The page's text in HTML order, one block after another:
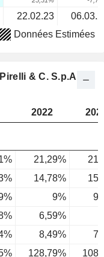
22.02.23
Données Estimées
& C. S.p.A.
2022
21,29%
14,78%
9%
6,59%
8,49%
128,79%